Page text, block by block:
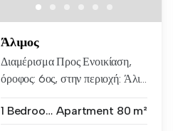
Άλιμος
Διαμέρισμα Προς Ενοικίαση,
όροφος: 6ος, στην περιοχή: Άλι...
1 Bedroom Apartment 80 m²